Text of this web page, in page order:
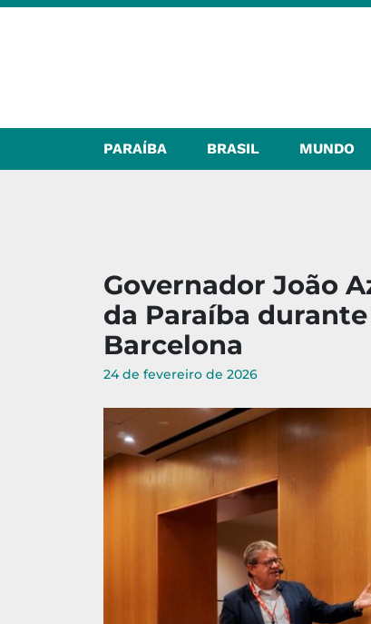
PARAÍBA BRASIL MUNDO
Governador João
da Paraíba
Barcelona
24 de fevereiro de 2026